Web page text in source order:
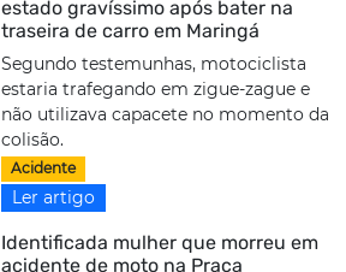
estado gravíssimo após bater na
traseira de carro em Maringá
Segundo testemunhas, motociclista
estaria trafegando em zigue-zague e
não utilizava capacete no momento da
colisão.
Acidente
Ler artigo
Identificada mulher que morreu em
acidente de moto na Praça